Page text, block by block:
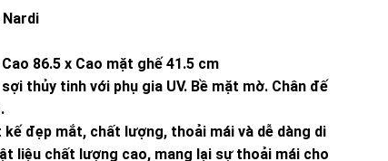
Nardi
86.5 x Cao mặt ghế 41.5 cm
thủy tinh với phụ gia UV. Bề mặt mờ. Chân đế
đẹp mắt, chất lượng, thoải mái và dễ dàng di
liệu chất lượng cao, mang lại sự thoải mái cho